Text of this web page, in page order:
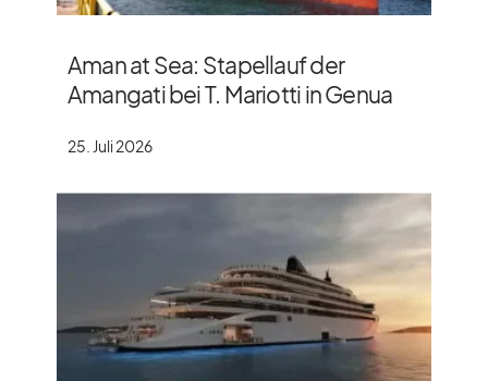
Aman at Sea: Stapellauf der
Amangati bei T. Mariotti in Genua
25. Juli 2026